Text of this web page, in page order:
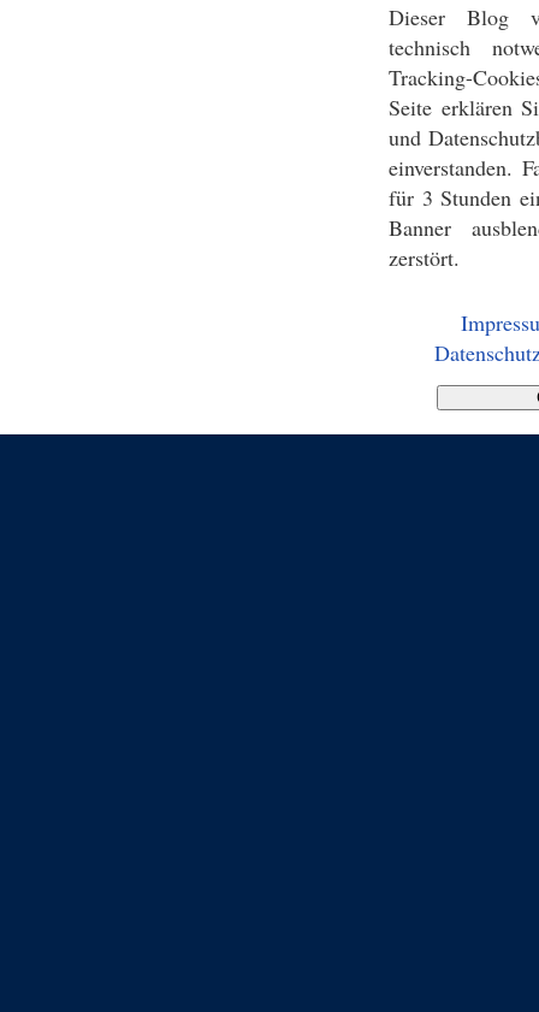
Dieser Blog
technisch
Tracking-
Seite erklären
und
einverstanden.
für 3 Stunden
Banner
zerstört.